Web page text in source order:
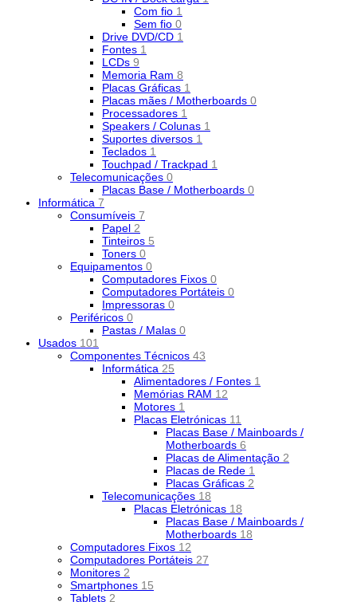
Com fio 1
Sem fio 0
Drive DVD/CD 1
Fontes 1
LCDs 9
Memoria Ram 8
Placas Gráficas 1
Placas mães / Motherboards 0
Processadores 1
Speakers / Colunas 1
Suportes diversos 1
Teclados 1
Touchpad / Trackpad 1
Telecomunicações 0
Placas Base / Motherboards 0
Informática 7
Consumíveis 7
Papel 2
Tinteiros 5
Toners 0
Equipamentos 0
Computadores Fixos 0
Computadores Portáteis 0
Impressoras 0
Periféricos 0
Pastas / Malas 0
Usados 101
Componentes Técnicos 43
Informática 25
Alimentadores / Fontes 1
Memórias RAM 12
Motores 1
Placas Eletrónicas 11
Placas Base / Mainboards /
Motherboards 6
Placas de Alimentação 2
Placas de Rede 1
Placas Gráficas 2
Telecomunicações 18
Placas Eletrónicas 18
Placas Base / Mainboards /
Motherboards 18
Computadores Fixos 12
Computadores Portáteis 27
Monitores 2
Smartphones 15
Tablets 2